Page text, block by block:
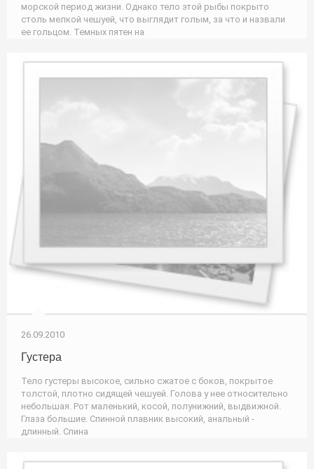
морской период жизни. Однако тело этой рыбы покрыто
столь мелкой чешуей, что выглядит голым, за что и назвали
ее гольцом. Темных пятен на
26.09.2010
Густера
Тело густеры высокое, сильно сжатое с боков, покрытое
толстой, плотно сидящей чешуей. Голова у нее относительно
небольшая. Рот маленький, косой, полунижний, выдвижной.
Глаза большие. Спинной плавник высокий, анальный -
длинный. Спина